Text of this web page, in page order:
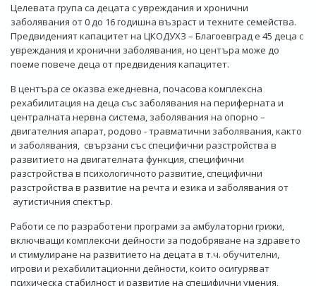
Целевата група са децата с увреждания и хронични
заболявания от 0 до 16 годишна възраст и техните семейства.
Предвиденият капацитет на ЦКОДУХЗ – Благоевград е 45 деца с
увреждания и хронични заболявания, но центъра може до
поеме повече деца от предвидения капацитет.
В центъра се оказва ежедневна, почасова комплексна
рехабилитация на деца със заболявания на периферната и
централната нервна система, заболявания на опорно –
двигателния апарат, родово - травматични заболявания, както
и заболявания, свързани със специфични разстройства в
развитието на двигателната функция, специфични
разстройства в психологичното развитие, специфични
разстройства в развитие на речта и езика и заболявания от
аутистичния спектър.
Работи се по разработени програми за амбулаторни грижи,
включващи комплексни дейности за подобряване на здравето
и стимулиране на развитието на децата в т.ч. обучителни,
игрови и рехабилитационни дейности, които осигуряват
психическа стабилност и развитие на специфични умения,